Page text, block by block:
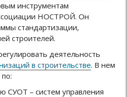
инструментам
НОСТРОЙ. Он
стандартизации,
строителей.
деятельность
в строительстве. В нем
СУОТ – систем управления